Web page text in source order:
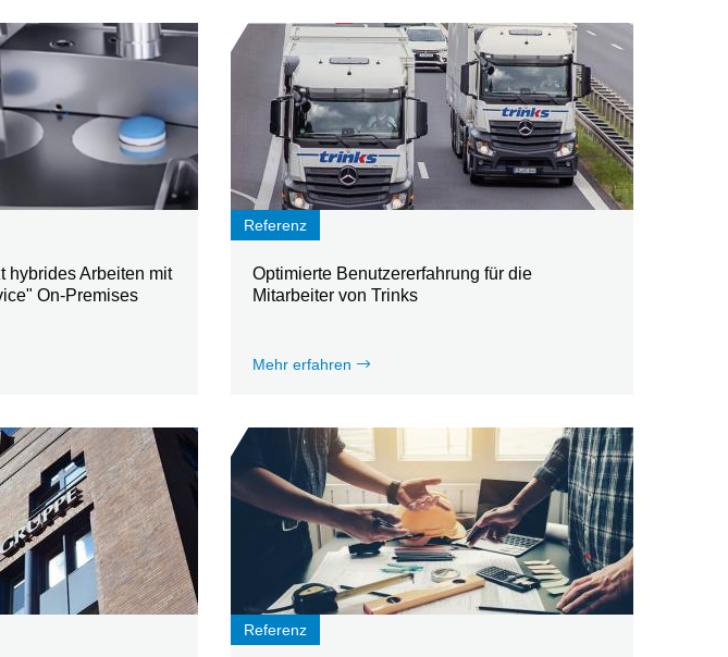
hybrides Arbeiten mit
On-Premises
Referenz
Optimierte Benutzererfahrung für die
Mitarbeiter von Trinks
Mehr erfahren
Referenz